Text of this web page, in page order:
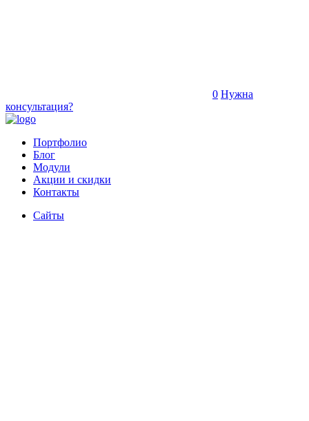
0 Нужна
консультация?
Портфолио
Блог
Модули
Акции и скидки
Контакты
Сайты